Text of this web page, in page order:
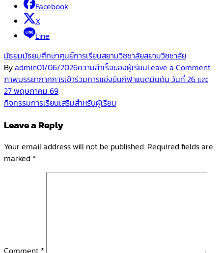
Facebook
X
Line
มัธยมมัธยมศึกษาศูนย์การเรียนสยามวิชชาลัยสยามวิชชาลัย
Byadmin01/06/2026ความสำเร็จของผู้เรียนLeave a Commenton
ยก
Post
navigation
ภาพบรรยากาศการเข้าร่วมการแข่งขันกีฬาแบดมินตัน วันที่ 26 และ
27 พฤษภาคม 69
กิจกรรมการเรียนเสริมสำหรับผู้เรียน
Leave a Reply
Your email address will not be published. Required fields are
marked *